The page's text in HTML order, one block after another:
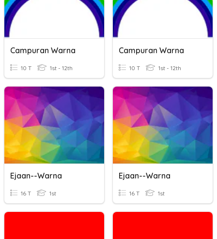
Campuran Warna
10 T 1st - 12th
Campuran Warna
10 T 1st - 12th
Ejaan--Warna
16 T 1st
Ejaan--Warna
16 T 1st